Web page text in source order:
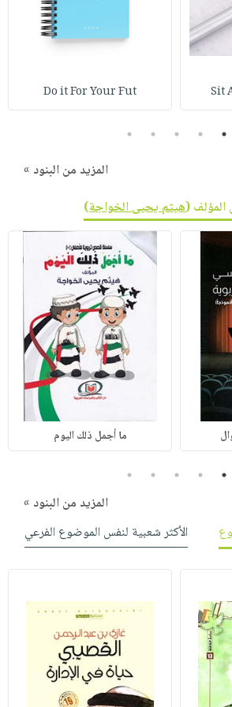
Sit
Do it For Your Fut
1
2
3
4
5
المزيد من البنود »
المؤلف (هيثم يحيى الخواجة)
ما أجمل ذلك اليوم
1
2
3
4
5
المزيد من البنود »
الأكثر شعبية لنفس الموضوع الفرعي